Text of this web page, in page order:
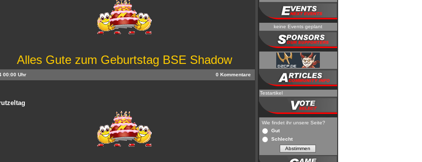
Alles Gute zum Geburtstag BSE Shadow
00:00 Uhr 0 Kommentare
keine Events geplant
Testartikel
Wie findet ihr unsere Seite?
Gut
Schlecht